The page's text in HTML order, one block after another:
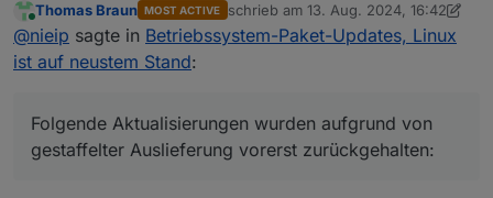
mit den hier gegebenen Tips bin ich jetzt immerhin auf 3
verfügbare Updates runter.
Aber jedes Mal, wenn ich mich in ioBroker in den Admin
nicht grundsätzlich abschalten :(
Hat jemand einen Tip, wie ich auch die letzten 3
Online
Thomas Braun MOST ACTIVE schrieb am 13. Aug. 2024, 16:42
zuletzt editiert von Thomas Braun
@nieip sagte in Betriebssystem-Paket-Updates, Linux
ist auf neustem Stand:
Folgende Aktualisierungen wurden aufgrund von
gestaffelter Auslieferung vorerst zurückgehalten: